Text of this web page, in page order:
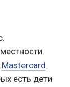
Mastercard.
есть дети